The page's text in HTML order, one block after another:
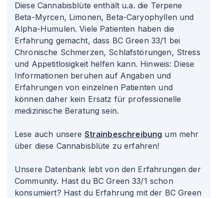
Diese Cannabisblüte enthält u.a. die Terpene
Beta-Myrcen, Limonen, Beta-Caryophyllen und
Alpha-Humulen. Viele Patienten haben die
Erfahrung gemacht, dass BC Green 33/1 bei
Chronische Schmerzen, Schlafstörungen, Stress
und Appetitlosigkeit helfen kann. Hinweis: Diese
Informationen beruhen auf Angaben und
Erfahrungen von einzelnen Patienten und
können daher kein Ersatz für professionelle
medizinische Beratung sein.
Lese auch unsere Strainbeschreibung um mehr
über diese Cannabisblüte zu erfahren!
Unsere Datenbank lebt von den Erfahrungen der
Community. Hast du BC Green 33/1 schon
konsumiert? Hast du Erfahrung mit der BC Green